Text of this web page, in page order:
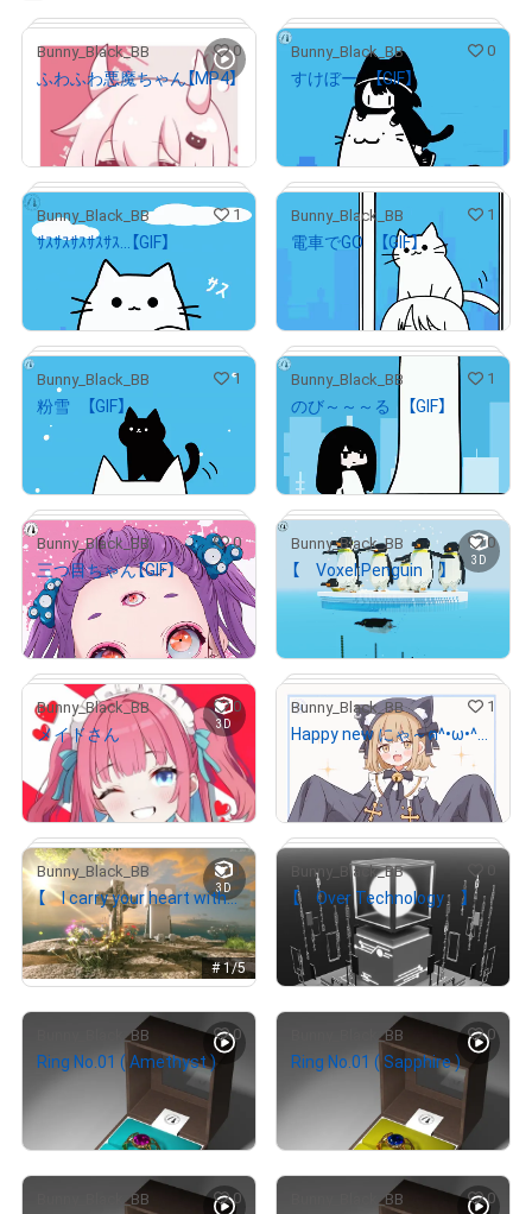
# 2/5
Bunny_Black_BB 0
ふわふわ悪魔ちゃん【MP4】
1,000 6.34
Primary Sale
Bunny_Black_BB 0
すけぼー 【GIF】
1,000 ( $6.34
Primary Sale
# 2/5
Bunny_Black_BB 1
ｻｽｻｽｻｽｻｽｻｽ...【GIF】
( 6.34)
Primary Sale
Bunny_Black_BB 1
電車でGO 【GIF】
)
Primary Sale
# 1/5
Bunny_Black_BB 1
粉雪 【GIF】
¥1,000 6.34
Primary Sale
# 2/5
Bunny_Black_BB 1
のび～～～る 【GIF】
1,000 $6.34 )
Primary Sale
# 1/5
Bunny_Black_BB 0
三つ目ちゃん【GIF】
¥2,000 12.68)
Primary Sale
# 3/5
3D
Bunny_Black_BB 0
【 Voxel:Penguin 】
¥2,000 ($12.68)
Primary Sale
3D
Bunny_Black_BB 0
メイドさん
2,000 ($12.68)
Primary Sale
Bunny_Black_BB 1
1,000 $6.34)
Primary Sale
# 1/5
3D
Bunny_Black_BB 1
【 I carry your heart with me 】
¥1,000 ($6.34)
Primary Sale
# 4/5
Bunny_Black_BB
【 Over Technology 】
¥1,000 ($6.34)
Primary Sale
Bunny_Black_BB 0
Ring No.01 ( Amethyst )
¥2,000
Primary Sale
Bunny_Black_BB 0
Ring No.01 ( Sapphire )
¥
Primary Sale
Bunny_Black_BB 0 Bunny_Black_BB 0